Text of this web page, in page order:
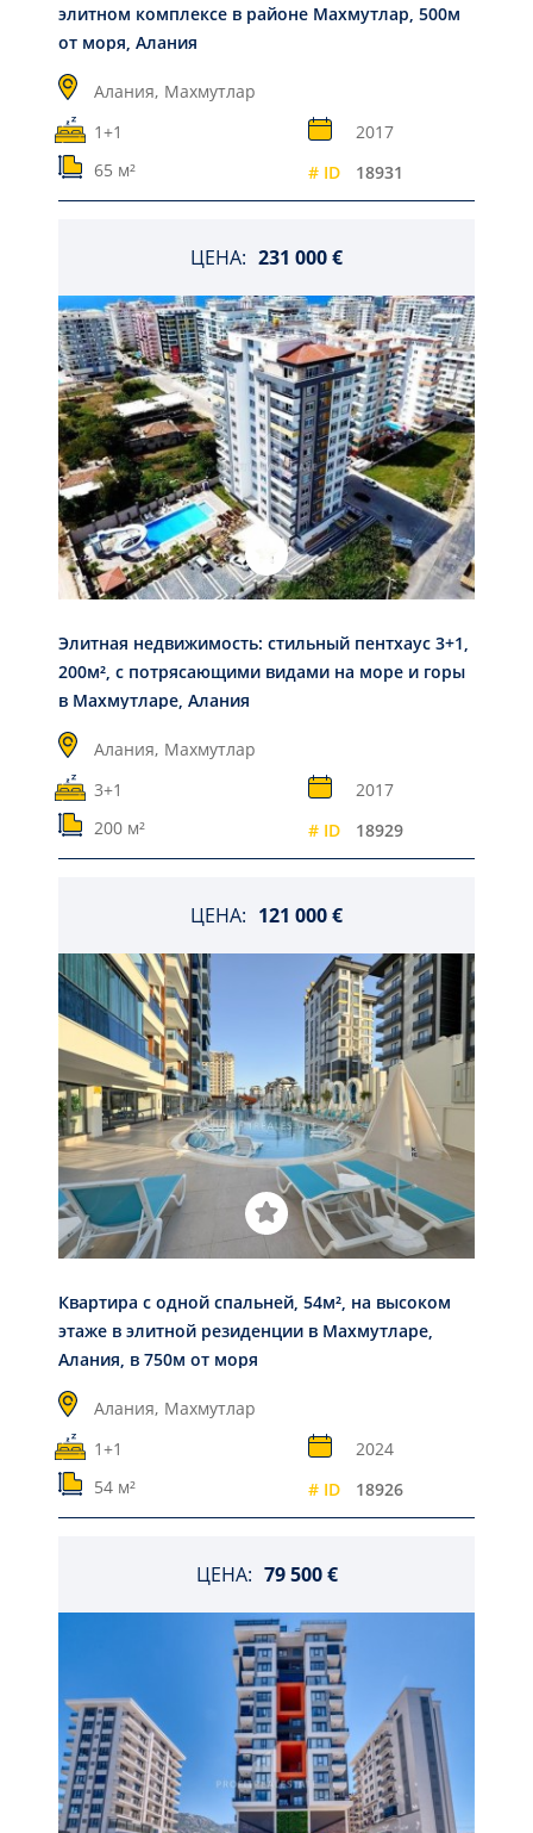
элитном комплексе в районе Махмутлар, 500м
от моря, Алания
Алания, Махмутлар
1+1
2017
65 м²
# ID 18931
ЦЕНА: 231 000 €
Элитная недвижимость: стильный пентхаус 3+1,
200м², с потрясающими видами на море и горы
в Махмутларе, Алания
Алания, Махмутлар
3+1
2017
200 м²
# ID 18929
ЦЕНА: 121 000 €
Квартира с одной спальней, 54м², на высоком
этаже в элитной резиденции в Махмутларе,
Алания, в 750м от моря
Алания, Махмутлар
1+1
2024
54 м²
# ID 18926
ЦЕНА: 79 500 €